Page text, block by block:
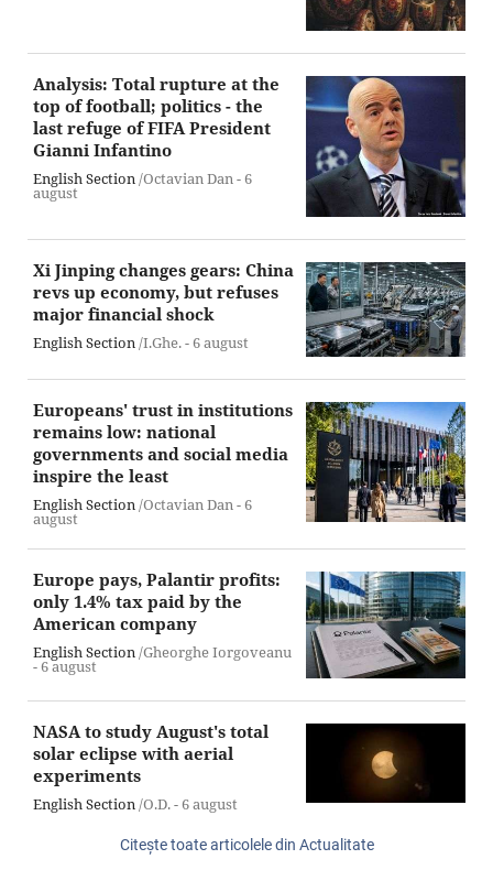
Analysis: Total rupture at the
top of football; politics - the
last refuge of FIFA President
Gianni Infantino
English Section/Octavian Dan -6
august
Xi Jinping changes gears: China
revs up economy, but refuses
major financial shock
English Section/I.Ghe. -6 august
Europeans' trust in institutions
remains low: national
governments and social media
inspire the least
English Section/Octavian Dan -6
august
Europe pays, Palantir profits:
only 1.4% tax paid by the
American company
English Section/Gheorghe Iorgoveanu
-6 august
NASA to study August's total
solar eclipse with aerial
experiments
English Section/O.D. -6 august
Citeşte toate articolele din Actualitate